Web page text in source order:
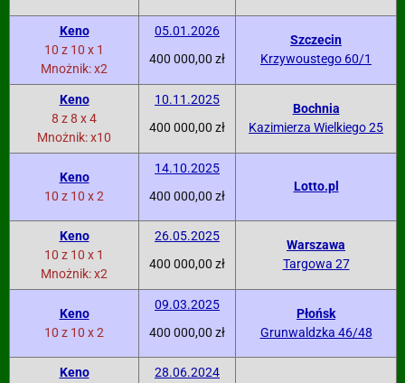
Keno
10 z 10 x 1
Mnożnik: x2
05.01.2026
400 000,00 zł
Szczecin
Krzywoustego 60/1
Keno
8 z 8 x 4
Mnożnik: x10
10.11.2025
400 000,00 zł
Bochnia
Kazimierza Wielkiego 25
Keno
10 z 10 x 2
14.10.2025
400 000,00 zł
Lotto.pl
Keno
10 z 10 x 1
Mnożnik: x2
26.05.2025
400 000,00 zł
Warszawa
Targowa 27
Keno
10 z 10 x 2
09.03.2025
400 000,00 zł
Płońsk
Grunwaldzka 46/48
Keno
28.06.2024